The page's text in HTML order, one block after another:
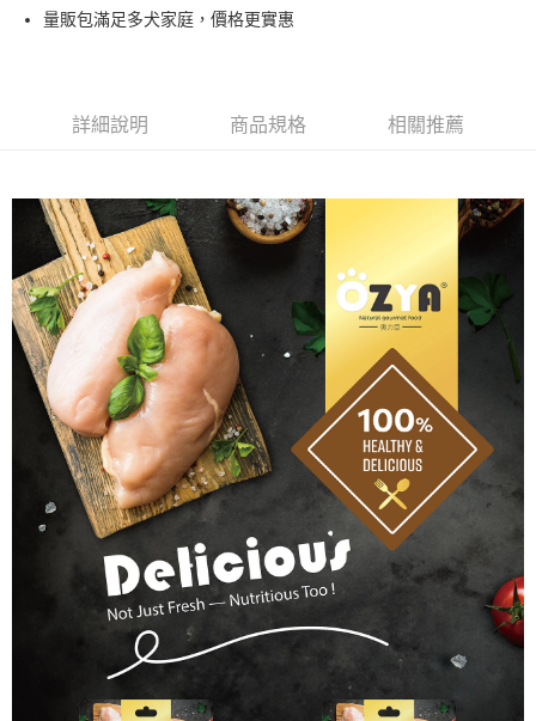
Google Pay
全家取貨付款
每筆NT$60，滿NT$1,000(含以上)免運費
付款後全家取貨
每筆NT$60，滿NT$1,000(含以上)免運費
7-11取貨付款
每筆NT$60，滿NT$1,000(含以上)免運費
付款後7-11取貨
每筆NT$60，滿NT$1,000(含以上)免運費
宅配
每筆NT$90，滿NT$1,500(含以上)免運費
離島宅配(澎湖、金門、小琉球、綠島、馬祖、蘭嶼)
每筆NT$125，滿NT$2,000(含以上)免運費
量販包滿足多犬家庭，價格更實惠
詳細說明 商品規格 相關推薦